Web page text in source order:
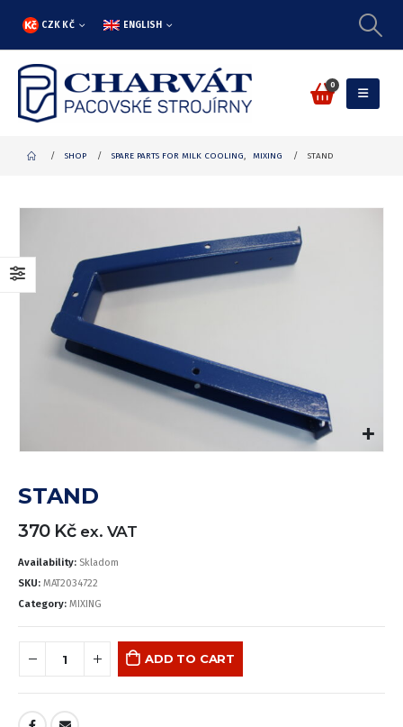
CZK KČ ENGLISH
0
SHOP SPARE PARTS FOR MILK COOLING, MIXING STAND
STAND
370 Kč ex. VAT
Availability: Skladom
SKU: MAT2034722
Category: MIXING
ADD TO CART